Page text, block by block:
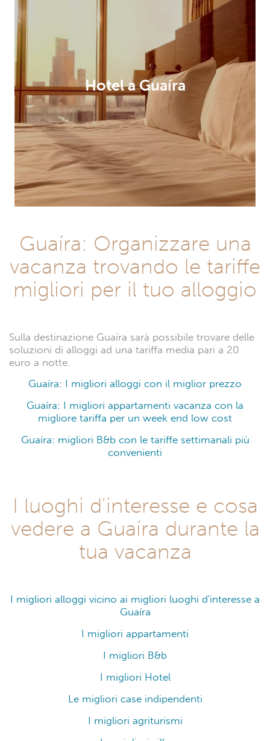
Hotel a Guaíra
Guaíra: Organizzare una
vacanza trovando le tariffe
migliori per il tuo alloggio
Sulla destinazione Guaíra sarà possibile trovare delle
soluzioni di alloggi ad una tariffa media pari a 20
euro a notte.
Guaíra: I migliori alloggi con il miglior prezzo
Guaíra: I migliori appartamenti vacanza con la
migliore tariffa per un week end low cost
Guaíra: migliori B&b con le tariffe settimanali più
convenienti
I luoghi d'interesse e cosa
vedere a Guaíra durante la
tua vacanza
I migliori alloggi vicino ai migliori luoghi d'interesse a
Guaíra
I migliori appartamenti
I migliori B&b
I migliori Hotel
Le migliori case indipendenti
I migliori agriturismi